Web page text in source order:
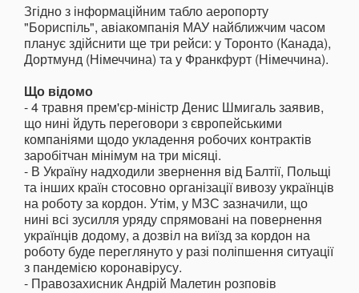
Згідно з інформаційним табло аеропорту
"Бориспіль", авіакомпанія МАУ найближчим часом
планує здійснити ще три рейси: у Торонто (Канада),
Дортмунд (Німеччина) та у Франкфурт (Німеччина).
Що відомо
- 4 травня прем'єр-міністр Денис Шмигаль заявив,
що нині йдуть переговори з європейськими
компаніями щодо укладення робочих контрактів
заробітчан мінімум на три місяці.
- В Україну надходили звернення від Балтії, Польщі
та інших країн стосовно організації вивозу українців
на роботу за кордон. Утім, у МЗС зазначили, що
нині всі зусилля уряду спрямовані на повернення
українців додому, а дозвіл на виїзд за кордон на
роботу буде переглянуто у разі поліпшення ситуації
з пандемією коронавірусу.
- Правозахисник Андрій Малетин розповів